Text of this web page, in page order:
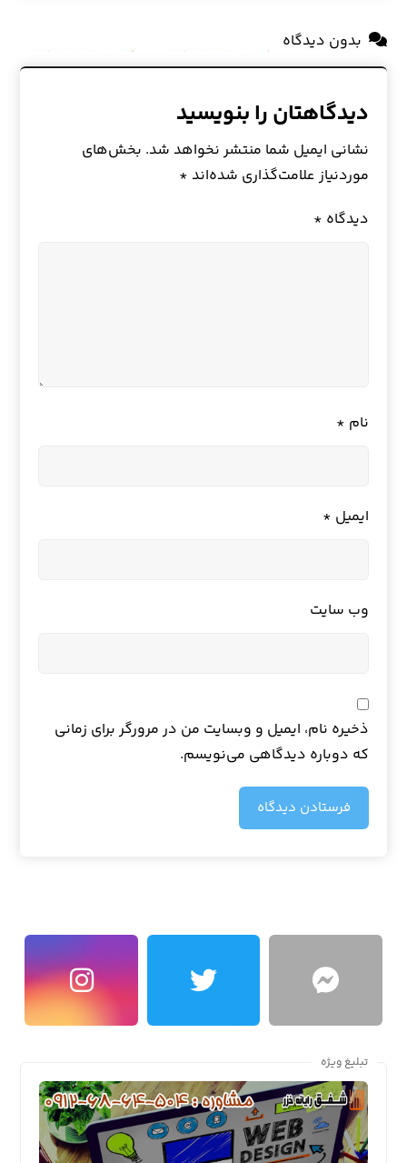
بدون دیدگاه
دیدگاهتان را بنویسید
نشانی ایمیل شما منتشر نخواهد شد. بخش‌های
موردنیاز علامت‌گذاری شده‌اند *
دیدگاه *
نام *
ایمیل *
وب‌ سایت
ذخیره نام، ایمیل و وبسایت من در مرورگر برای زمانی
که دوباره دیدگاهی می‌نویسم.
فرستادن دیدگاه
تبلیغ ویژه